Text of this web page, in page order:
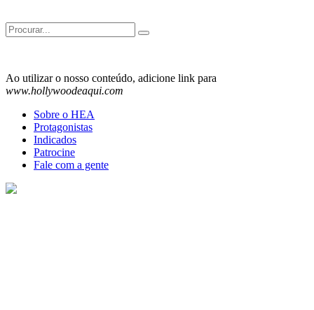
Search
for:
Ao utilizar o nosso conteúdo, adicione link para
www.hollywoodeaqui.com
Sobre o HEA
Protagonistas
Indicados
Patrocine
Fale com a gente